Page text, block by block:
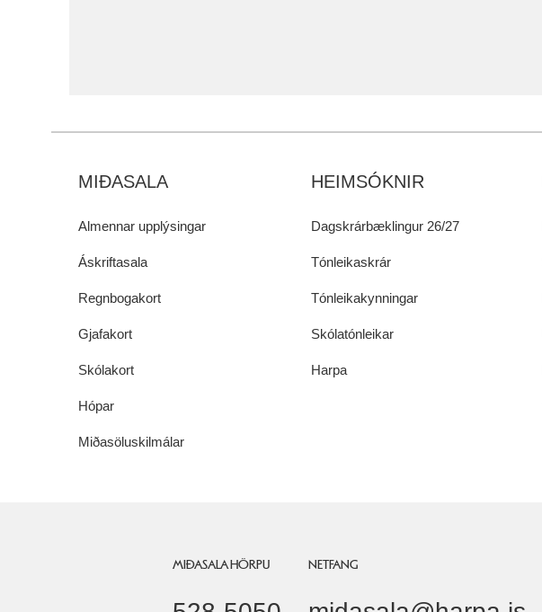
MIÐASALA
Almennar upplýsingar
Áskriftasala
Regnbogakort
Gjafakort
Skólakort
Hópar
Miðasöluskilmálar
HEIMSÓKNIR
Dagskrárbæklingur 26/27
Tónleikaskrár
Tónleikakynningar
Skólatónleikar
Harpa
MIÐASALA HÖRPU NETFANG